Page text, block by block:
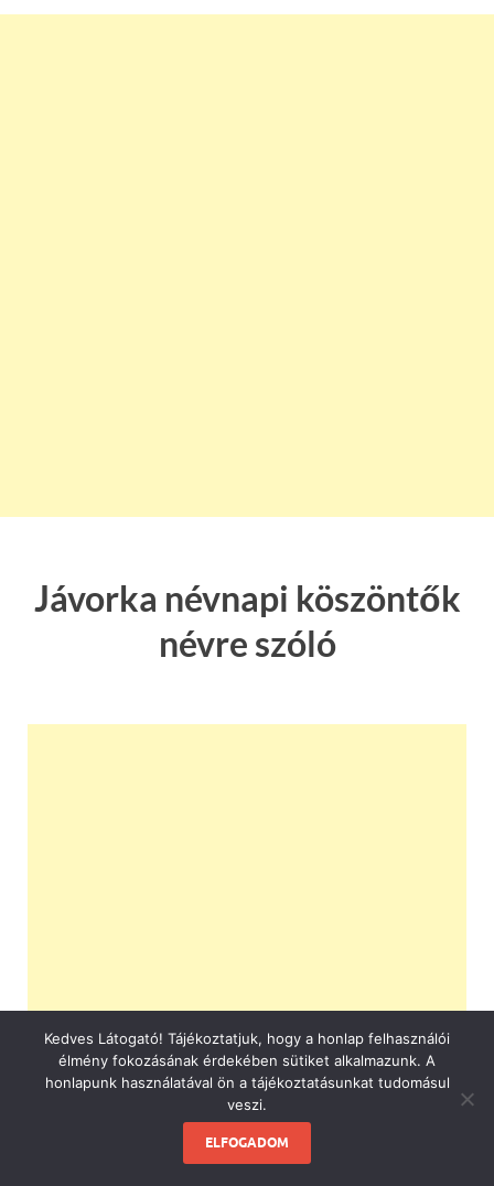
Jávorka névnapi köszöntők
névre szóló
Kedves Látogató! Tájékoztatjuk, hogy a honlap felhasználói
élmény fokozásának érdekében sütiket alkalmazunk. A
honlapunk használatával ön a tájékoztatásunkat tudomásul
veszi.
ELFOGADOM